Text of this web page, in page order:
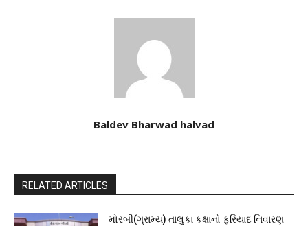
Baldev Bharwad halvad
RELATED ARTICLES
મોરબી(ગ્રામ્ય) તાલુકા કક્ષાનો ફરિયાદ નિવારણ